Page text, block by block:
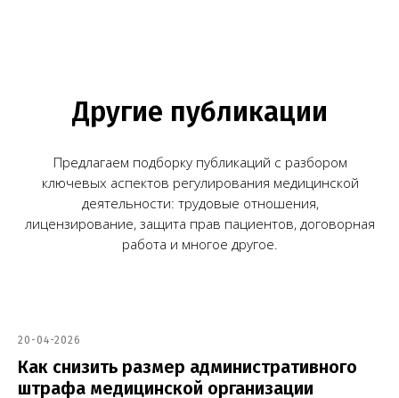
20-04-2026
Как снизить размер административного
штрафа медицинской организации